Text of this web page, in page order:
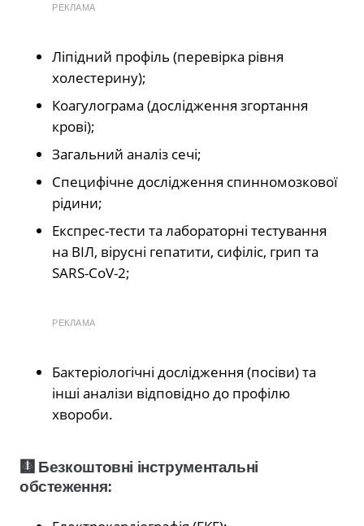
РЕКЛАМА
Ліпідний профіль (перевірка рівня
холестерину);
Коагулограма (дослідження згортання
крові);
Загальний аналіз сечі;
Специфічне дослідження спинномозкової
рідини;
Експрес-тести та лабораторні тестування
на ВІЛ, вірусні гепатити, сифіліс, грип та
SARS-CoV-2;
РЕКЛАМА
Бактеріологічні дослідження (посіви) та
інші аналізи відповідно до профілю
хвороби.
🩻 Безкоштовні інструментальні
обстеження: